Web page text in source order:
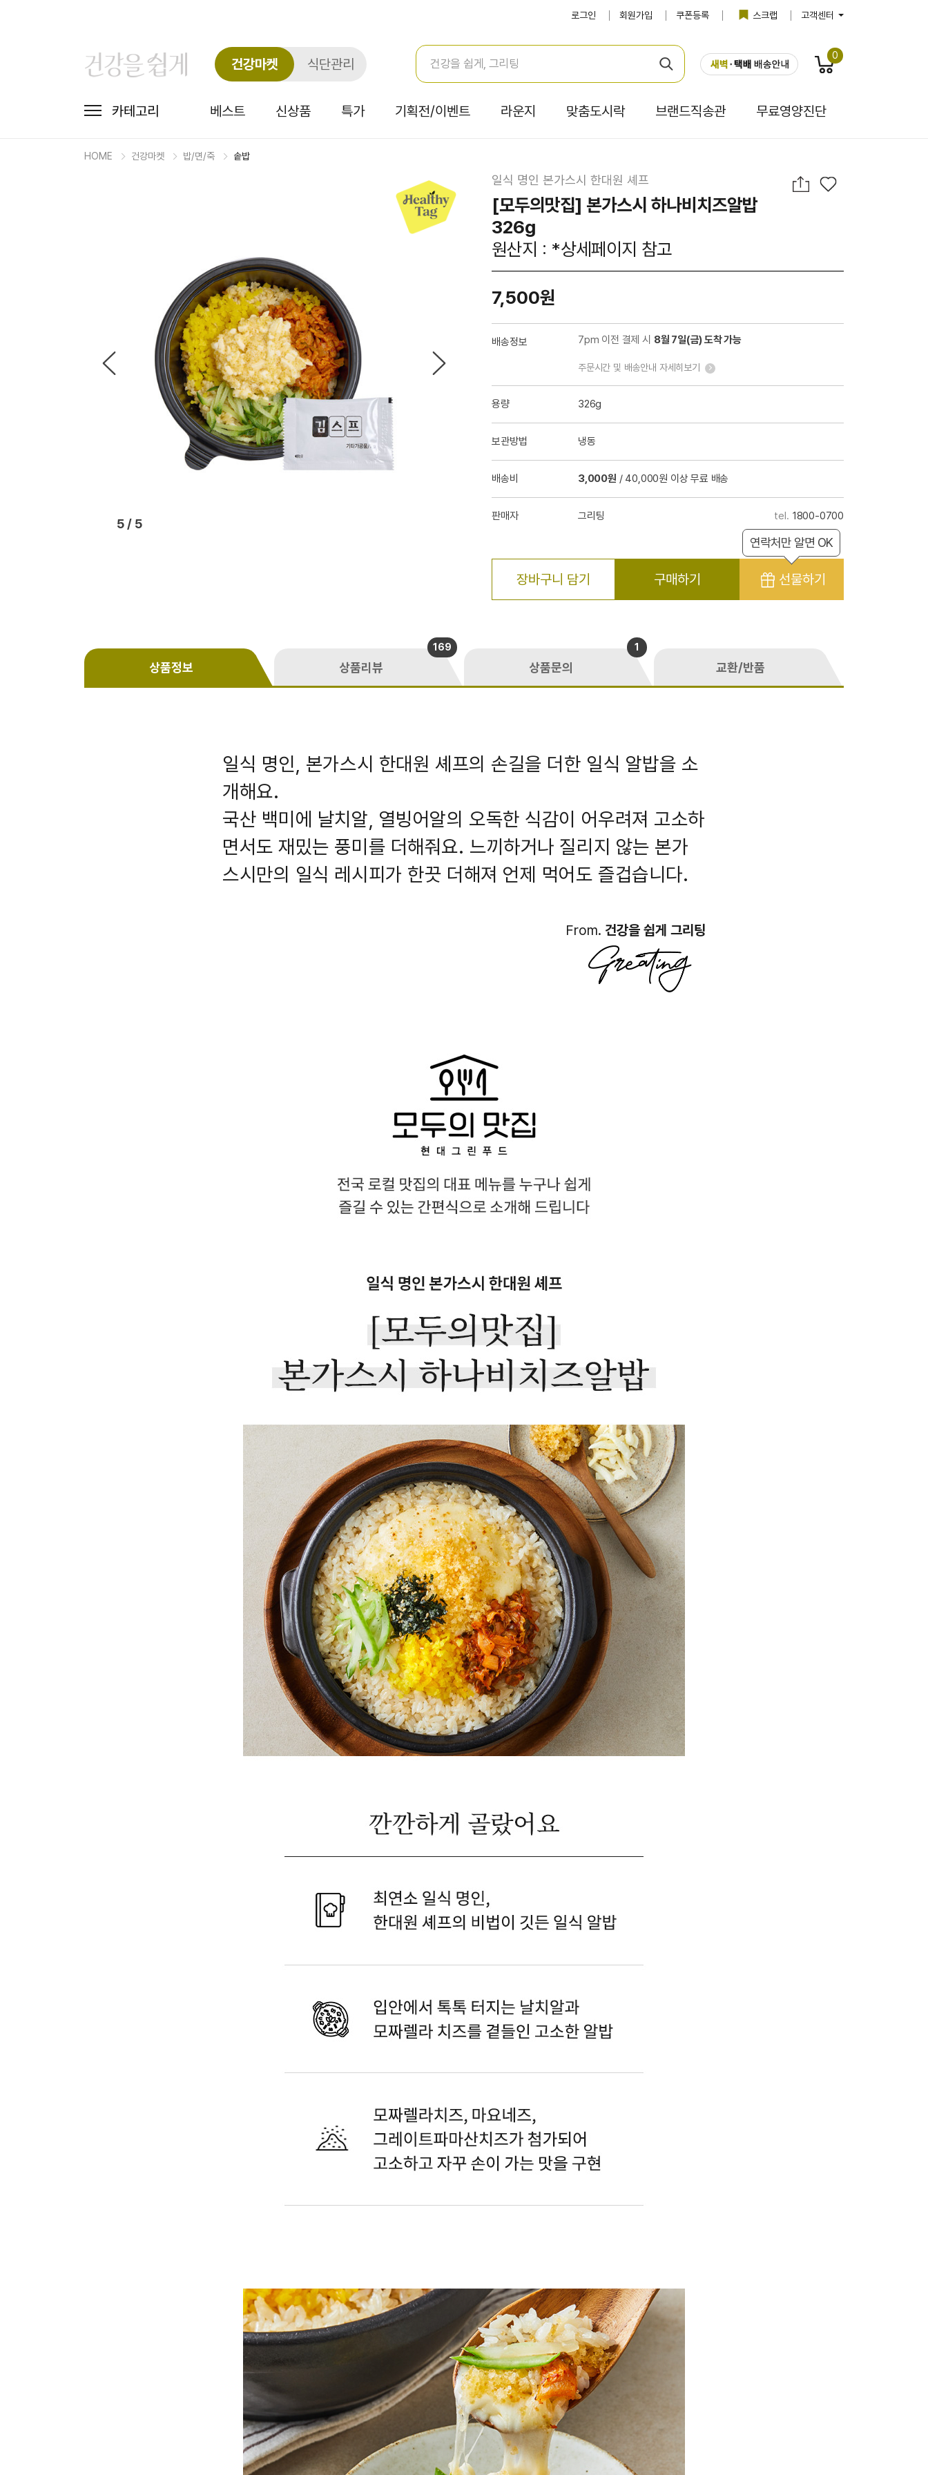
로그인 회원가입 쿠폰등록 스크랩 고객센터
건강마켓 식단관리
0
카테고리 베스트 신상품 특가 기획전/이벤트 라운지 맞춤도시락 브랜드직송관 무료영양진단
HOME 건강마켓 밥/면/죽 솥밥
1/ 5
일식 명인 본가스시 한대원 셰프
[모두의맛집] 본가스시 하나비치즈알밥
326g
원산지 : *상세페이지 참고
7,500원
배송정보 7pm 이전 결제 시 8월 7일(금) 도착 가능
주문시간 및 배송안내 자세히보기
용량 326g
보관방법 냉동
배송비 3,000원 / 40,000원 이상 무료 배송
판매자 그리팅 1800-0700
장바구니 담기 구매하기 선물하기
연락처만 알면 OK
상품정보 상품리뷰
169
상품문의
1
교환/반품
일식 명인, 본가스시 한대원 셰프의 손길을 더한 일식 알밥을 소
개해요.
국산 백미에 날치알, 열빙어알의 오독한 식감이 어우려져 고소하
면서도 재밌는 풍미를 더해줘요. 느끼하거나 질리지 않는 본가
스시만의 일식 레시피가 한끗 더해져 언제 먹어도 즐겁습니다.
From. 건강을 쉽게 그리팅